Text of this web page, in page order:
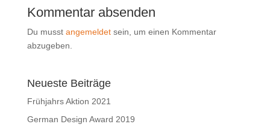
Kommentar absenden
Du musst angemeldetsein, um einen Kommentar
abzugeben.
Neueste Beiträge
Frühjahrs Aktion 2021
German Design Award 2019